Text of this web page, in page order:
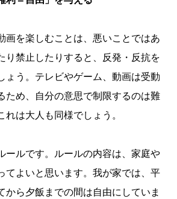
画を楽しむことは、悪いことではあ
り禁止したりすると、反発・反抗を
ょう。テレビやゲーム、動画は受動
ため、自分の意思で制限するのは難
れは大人も同様でしょう。
ールです。ルールの内容は、家庭や
てよいと思います。我が家では、平
から夕飯までの間は自由にしていま